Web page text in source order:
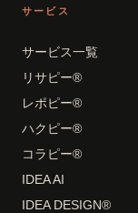
サービス
サービス一覧
リサピー®
レポピー®
ハクピー®
コラピー®
IDEA AI
IDEA DESIGN®